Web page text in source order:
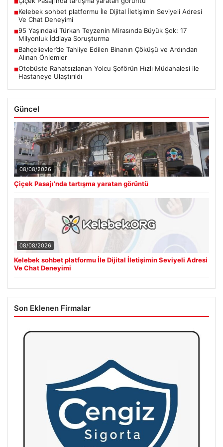
■
■Kelebek sohbet platformu İle Dijital İletişimin Seviyeli Adresi
Ve Chat Deneyimi
■95 Yaşındaki Türkan Teyzenin Mirasında Büyük Şok: 17
Milyonluk İddiaya Soruşturma
■Bahçelievler’de Tahliye Edilen Binanın Çöküşü ve Ardından
Alınan Önlemler
■Otobüste Rahatsızlanan Yolcu Şoförün Hızlı Müdahalesi ile
Hastaneye Ulaştırıldı
Güncel
08/08/2026
Çiçek Pasajı’nda tartışma yaratan görüntü
08/08/2026
Kelebek sohbet platformu İle Dijital İletişimin Seviyeli Adresi
Ve Chat Deneyimi
Son Eklenen Firmalar